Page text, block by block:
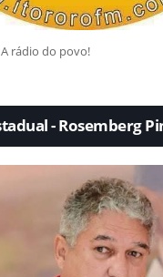
rádio do povo!
- Rosemberg